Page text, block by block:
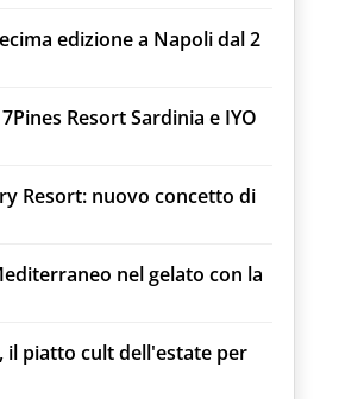
edizione a Napoli dal 2
Resort Sardinia e IYO
Resort: nuovo concetto di
nel gelato con la
il piatto cult dell'estate per